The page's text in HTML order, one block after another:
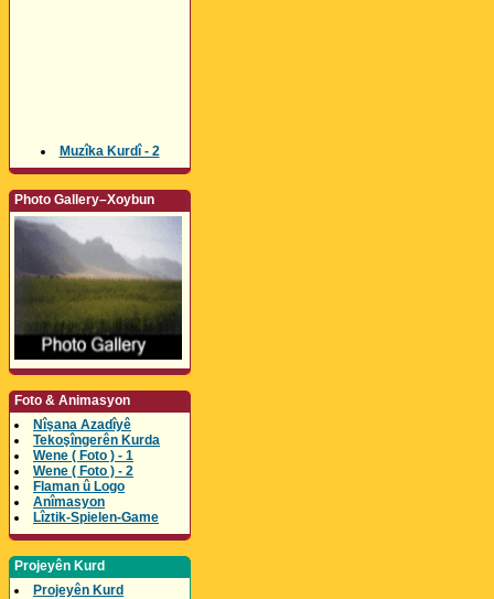
Muzîka Kurdî - 2
Photo Gallery–Xoybun
Foto & Animasyon
Nîşana Azadîyê
Tekoşîngerên Kurda
Wene ( Foto ) - 1
Wene ( Foto ) - 2
Flaman û Logo
Anîmasyon
Lîztik-Spielen-Game
Projeyên Kurd
Projeyên Kurd